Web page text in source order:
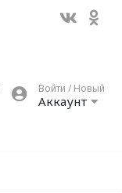
Войти / Новый
Аккаунт